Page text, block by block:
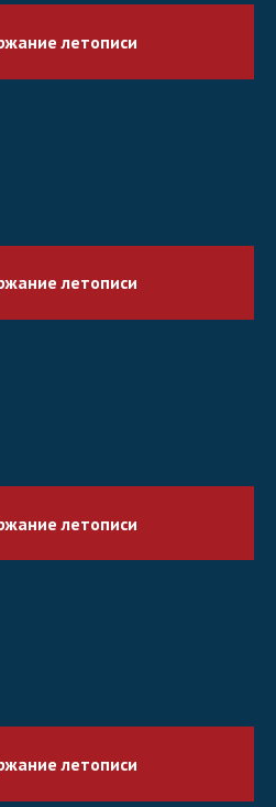
летописи
летописи
летописи
летописи